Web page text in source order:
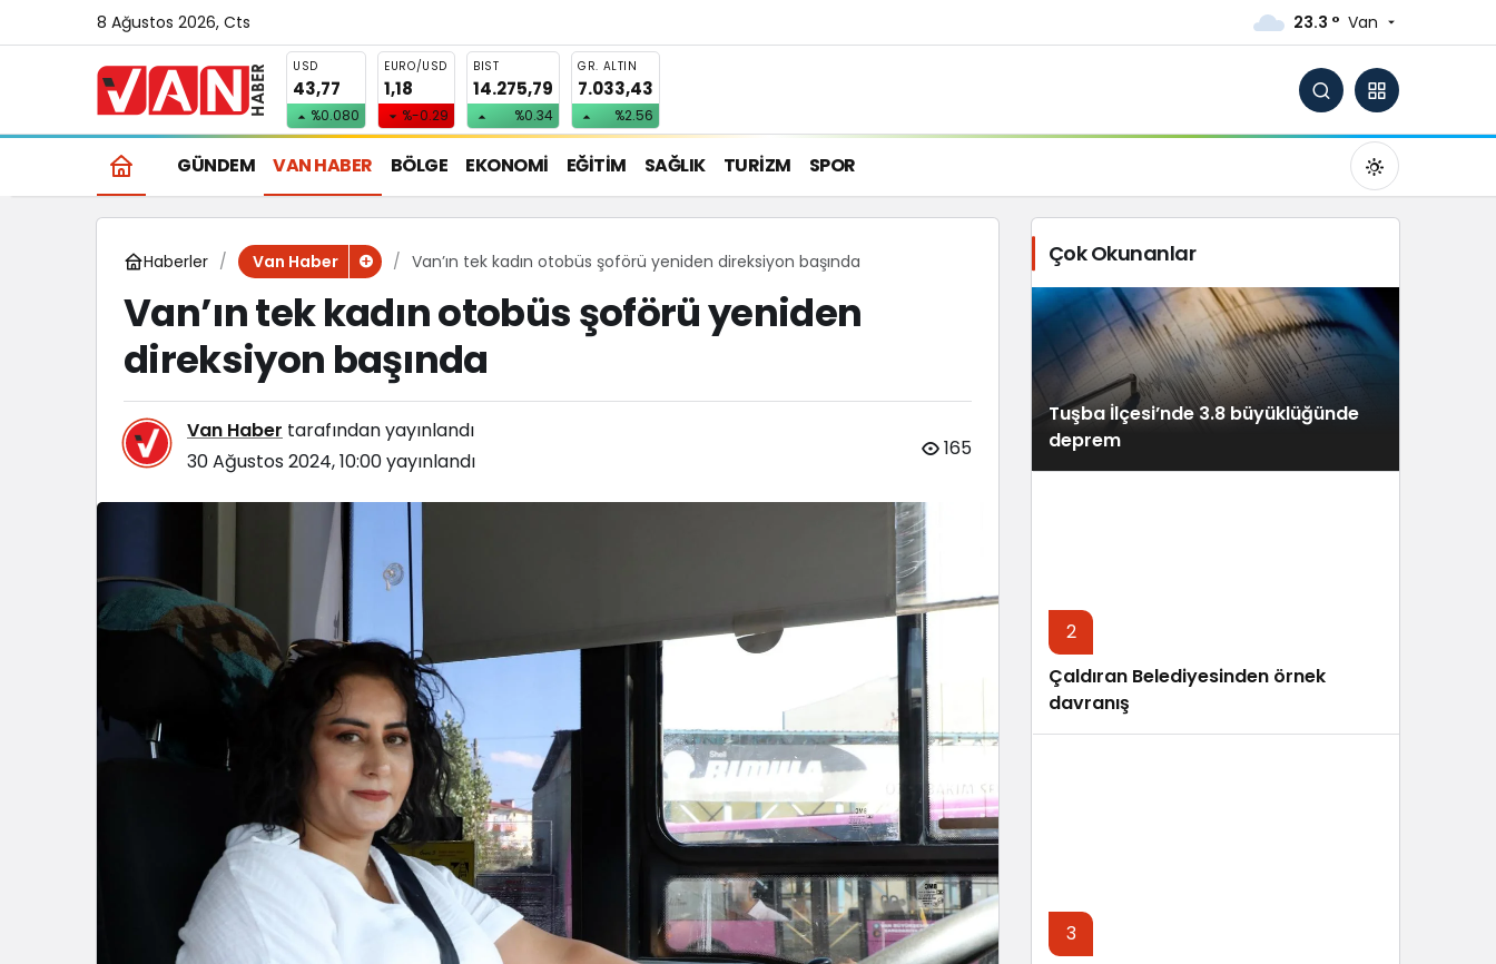
8 Ağustos 2026, Cts 23.3 ° Van
USD
43,77
%0.080
EURO/USD
1,18
%-0.29
BIST
14.275,79
%0.34
GR. ALTIN
7.033,43
%2.56
GÜNDEM VAN HABER BÖLGE EKONOMİ EĞİTİM SAĞLIK TURİZM SPOR
Gündüz Modu
Gündüz modunu seçin.
Haberler Van Haber Van’ın tek kadın otobüs şoförü yeniden direksiyon başında
Van’ın tek kadın otobüs şoförü yeniden
direksiyon başında
Van Haber tarafından yayınlandı
30 Ağustos 2024, 10:00yayınlandı
165
Çok Okunanlar
Tuşba İlçesi’nde 3.8 büyüklüğünde
deprem
2
Çaldıran Belediyesinden örnek
davranış
3